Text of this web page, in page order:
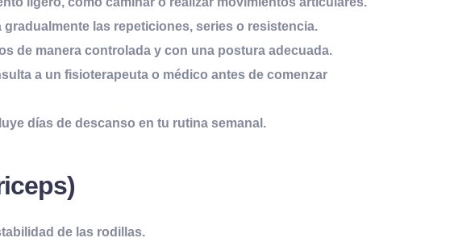
las repeticiones, series o resistencia.
de manera controlada y con una postura adecuada.
a un fisioterapeuta o médico antes de comenzar
días de descanso en tu rutina semanal.
de las rodillas.